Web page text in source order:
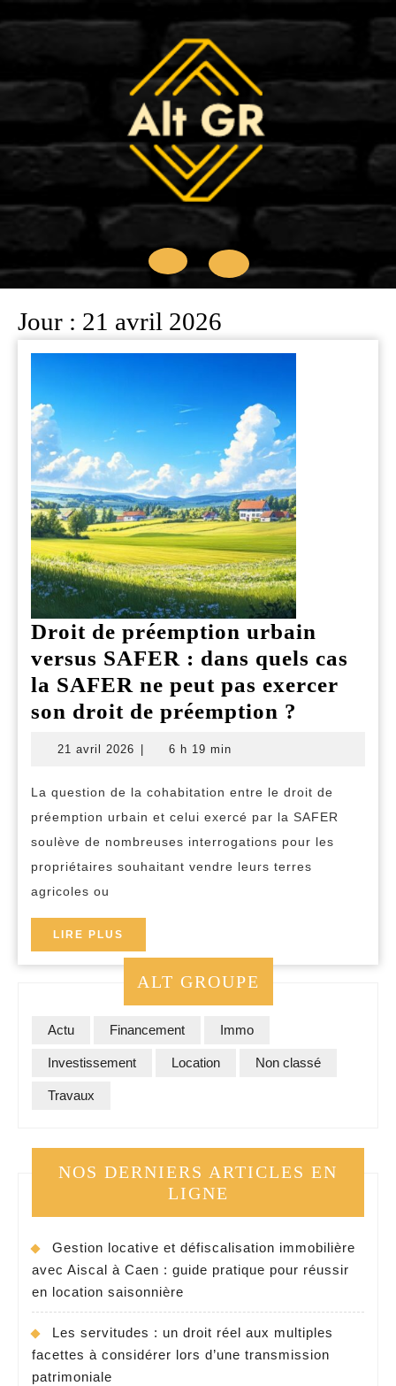
Open
Button
Jour : 21 avril 2026
Droit de préemption urbain
versus SAFER : dans quels cas
la SAFER ne peut pas exercer
son droit de préemption ?
urbain
versus
SAFER
:
peut
droit
?
21 avril 2026 21
6 h 19 min
La question de la cohabitation entre le droit de
préemption urbain et celui exercé par la SAFER
soulève de nombreuses interrogations pour les
propriétaires souhaitant vendre leurs terres
agricoles ou
LIRE PLUS
PLUS
ALT GROUPE
Actu Financement Immo
Investissement Location Non classé
Travaux
NOS DERNIERS ARTICLES EN
LIGNE
Gestion locative et défiscalisation immobilière
avec Aiscal à Caen : guide pratique pour réussir
en location saisonnière
Les servitudes : un droit réel aux multiples
facettes à considérer lors d’une transmission
patrimoniale